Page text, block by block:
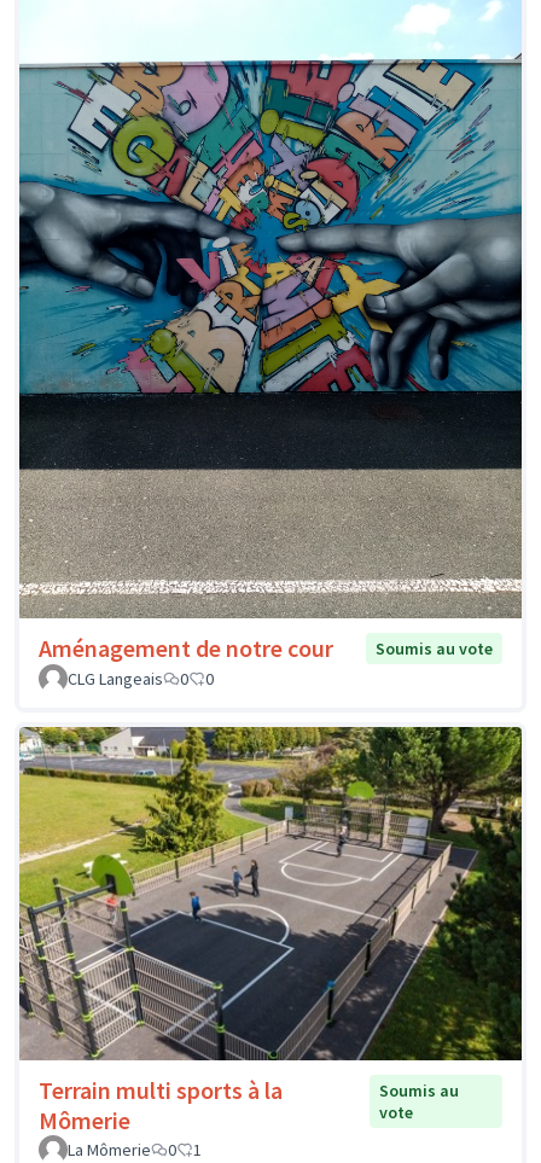
Aménagement de notre cour
Soumis au vote
CLG Langeais
0 0
Terrain multi sports à la
Mômerie
Soumis au
vote
La Mômerie
0 1